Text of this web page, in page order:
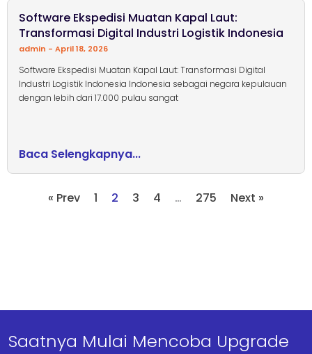
Software Ekspedisi Muatan Kapal Laut:
Transformasi Digital Industri Logistik Indonesia
admin April 18, 2026
Software Ekspedisi Muatan Kapal Laut: Transformasi Digital
Industri Logistik Indonesia Indonesia sebagai negara kepulauan
dengan lebih dari 17.000 pulau sangat
Baca Selengkapnya...
« Prev 1 2 3 4 … 275 Next »
Saatnya Mulai Mencoba Upgrade